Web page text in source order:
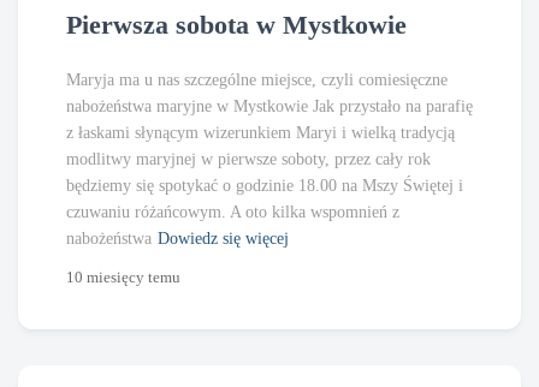
Pierwsza sobota w Mystkowie
Maryja ma u nas szczególne miejsce, czyli comiesięczne
nabożeństwa maryjne w Mystkowie Jak przystało na parafię
z łaskami słynącym wizerunkiem Maryi i wielką tradycją
modlitwy maryjnej w pierwsze soboty, przez cały rok
będziemy się spotykać o godzinie 18.00 na Mszy Świętej i
czuwaniu różańcowym. A oto kilka wspomnień z
nabożeństwa Dowiedz się więcej
10 miesięcy temu